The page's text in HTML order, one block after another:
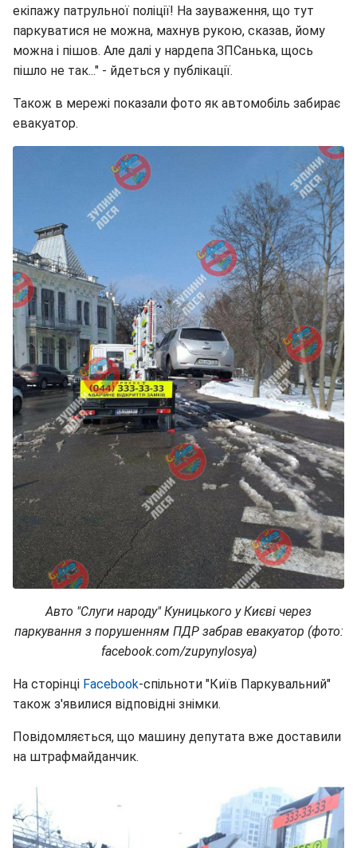
екіпажу патрульної поліції! На зауваження, що тут
паркуватися не можна, махнув рукою, сказав, йому
можна і пішов. Але далі у нардепа ЗПСанька, щось
пішло не так..." - йдеться у публікації.
Також в мережі показали фото як автомобіль забирає
евакуатор.
Авто "Слуги народу" Куницького у Києві через
паркування з порушенням ПДР забрав евакуатор (фото:
facebook.com/zupynylosya)
На сторінці Facebook-спільноти "Київ Паркувальний"
також з'явилися відповідні знімки.
Повідомляється, що машину депутата вже доставили
на штрафмайданчик.